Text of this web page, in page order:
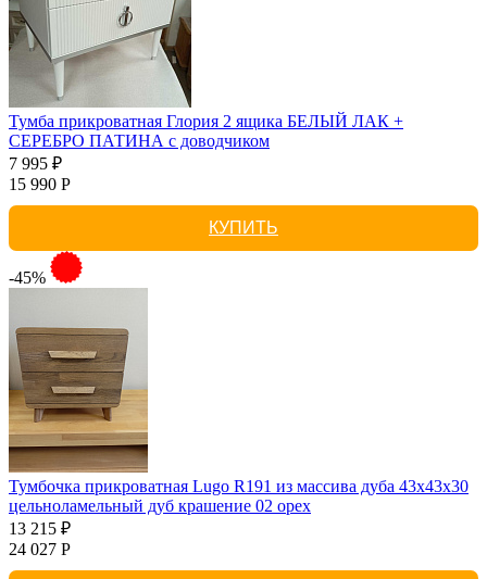
Тумба прикроватная Глория 2 ящика БЕЛЫЙ ЛАК +
СЕРЕБРО ПАТИНА с доводчиком
7 995 ₽
15 990 Р
КУПИТЬ
-45%
Тумбочка прикроватная Lugo R191 из массива дуба 43х43х30
цельноламельный дуб крашение 02 орех
13 215 ₽
24 027 Р